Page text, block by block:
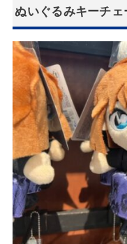
ぬいぐるみキーチェ